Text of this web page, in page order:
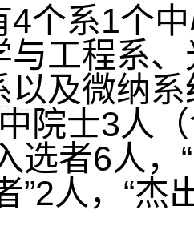
4个系1个
与工程系
以及微纳
院士3人
选者6人
”2人，“杰